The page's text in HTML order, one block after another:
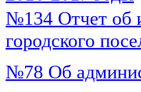
№134 Отчет об
городского
№78 Об